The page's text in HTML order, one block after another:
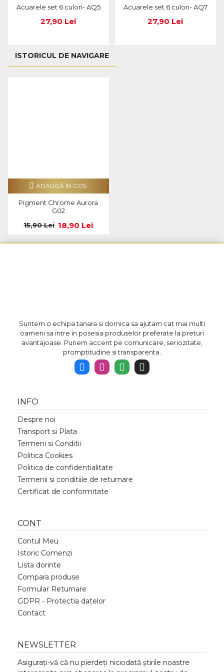
Acuarele set 6 culori- AQ5
27,90 Lei
Acuarele set 6 culori- AQ7
27,90 Lei
ISTORICUL DE NAVIGARE
Pigment Chrome Aurora
G02
18,90 Lei
15,90 Lei
ADAUGĂ ÎN COŞ
Suntem o echipa tanara si dornica sa ajutam cat mai multi
oameni sa intre in posesia produselor preferate la preturi
avantajoase. Punem accent pe comunicare, seriozitate,
promptitudine si transparenta.
INFO
Despre noi
Transport si Plata
Termeni si Conditii
Politica Cookies
Politica de confidentialitate
Termenii si conditiile de returnare
Certificat de conformitate
CONT
Contul Meu
Istoric Comenzi
Lista dorinte
Compara produse
Formular Returnare
GDPR - Protectia datelor
Contact
NEWSLETTER
Asigurați-vă că nu pierdeți niciodată știrile noastre